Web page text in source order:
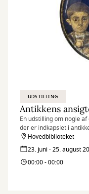
UDSTILLING
En udstilling om nogle
der er indkapslet i
Hovedbiblioteket
23. juni - 25. august
00:00 - 00:00